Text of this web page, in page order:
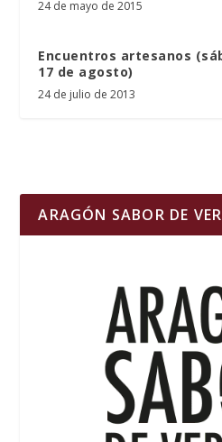
24 de mayo de 2015
Encuentros artesanos
17 de agosto)
24 de julio de 2013
ARAGÓN SABOR DE